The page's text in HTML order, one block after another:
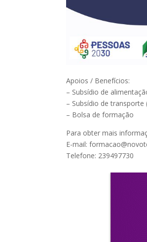
Apoios / Benefícios:
– Subsídio de
– Subsídio de
– Bolsa de formação
Para obter mais
E-mail:
Telefone: 239497730